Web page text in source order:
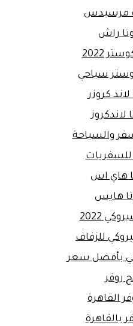
مرسيدس
راش
2022
سياحي
لاند كروزر
لاندكروز
والسياحة
للسفريات
هاي اس
هايس
2022
للزفاف
بأفضل سعر
روفر
القاهرة
بالقاهرة